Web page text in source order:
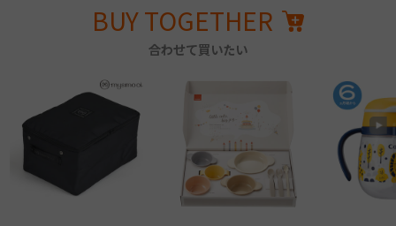
BUY TOGETHER
合わせて買いたい